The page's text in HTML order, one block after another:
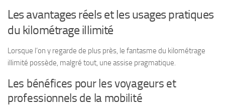
Les avantages réels et les usages pratiques
du kilométrage illimité
Lorsque l’on y regarde de plus près, le fantasme du kilométrage
illimité possède, malgré tout, une assise pragmatique.
Les bénéfices pour les voyageurs et
professionnels de la mobilité